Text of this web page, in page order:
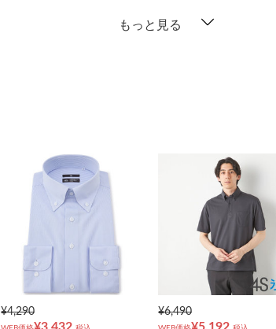
もっと見る
¥4,290
¥3,432
¥6,490
¥5,192